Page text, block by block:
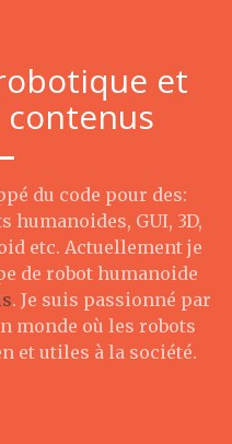
et
du code pour des:
humanoides, GUI, 3D,
etc. Actuellement je
de robot humanoide
. Je suis passionné par
monde où les robots
et utiles à la société.